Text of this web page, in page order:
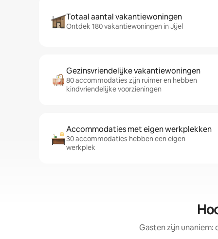
Totaal aantal vakantiewoningen
Ontdek 180 vakantiewoningen in Jijel
Gezinsvriendelijke vakantiewoningen
80 accommodaties zijn ruimer en hebben
kindvriendelijke voorzieningen
Accommodaties met eigen werkplekken
30 accommodaties hebben een eigen
werkplek
Gasten zijn